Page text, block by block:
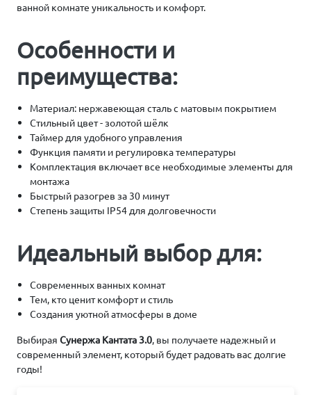
ванной комнате уникальность и комфорт.
Особенности и
преимущества:
Материал: нержавеющая сталь с матовым покрытием
Стильный цвет - золотой шёлк
Таймер для удобного управления
Функция памяти и регулировка температуры
Комплектация включает все необходимые элементы для
монтажа
Быстрый разогрев за 30 минут
Степень защиты IP54 для долговечности
Идеальный выбор для:
Современных ванных комнат
Тем, кто ценит комфорт и стиль
Создания уютной атмосферы в доме
Выбирая Сунержа Кантата 3.0, вы получаете надежный и
современный элемент, который будет радовать вас долгие
годы!